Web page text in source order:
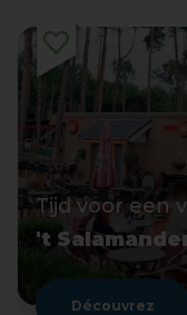
Tijd voor een
't
Découvrez